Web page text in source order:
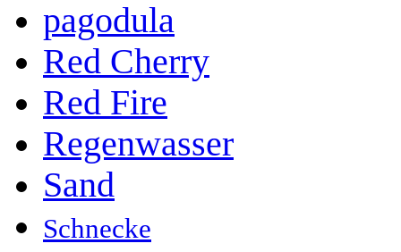
pagodula
Red Cherry
Red Fire
Regenwasser
Sand
Schnecke